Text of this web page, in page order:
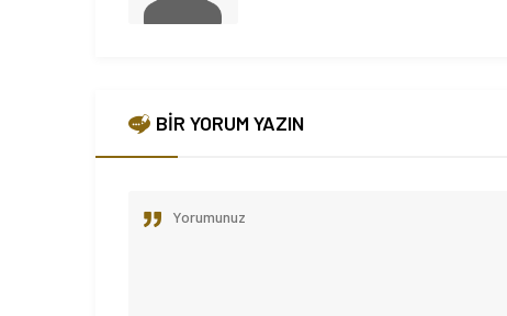
BİR YORUM YAZIN